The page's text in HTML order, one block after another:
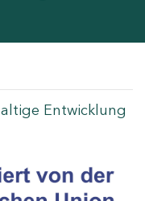
Entwicklung